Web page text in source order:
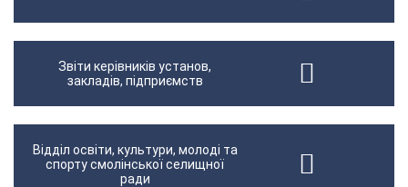
Звіти керівників установ,
закладів, підприємств
Відділ освіти, культури, молоді та
спорту смолінської селищної
ради